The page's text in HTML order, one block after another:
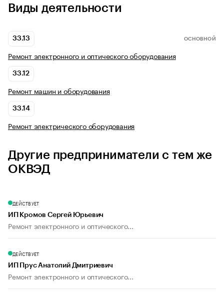
Виды деятельности
33.13 ОСНОВНОЙ
Ремонт электронного и оптического оборудования
33.12
Ремонт машин и оборудования
33.14
Ремонт электрического оборудования
Другие предприниматели с тем же
ОКВЭД
ДЕЙСТВУЕТ
ИП Кромов Сергей Юрьевич
Ремонт электронного и оптического...
ДЕЙСТВУЕТ
ИП Прус Анатолий Дмитриевич
Ремонт электронного и оптического...